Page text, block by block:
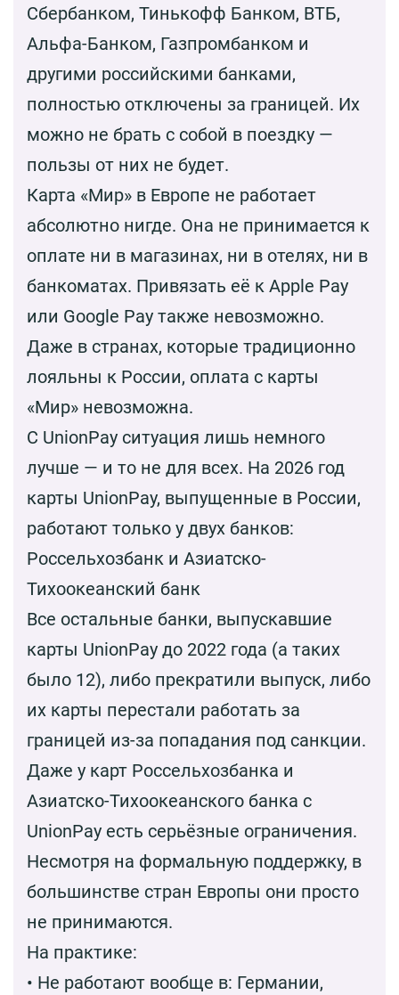
Сбербанком, Тинькофф Банком, ВТБ,
Альфа-Банком, Газпромбанком и
другими российскими банками,
полностью отключены за границей. Их
можно не брать с собой в поездку —
пользы от них не будет.
Карта «Мир» в Европе не работает
абсолютно нигде. Она не принимается к
оплате ни в магазинах, ни в отелях, ни в
банкоматах. Привязать её к Apple Pay
или Google Pay также невозможно.
Даже в странах, которые традиционно
лояльны к России, оплата с карты
«Мир» невозможна.
С UnionPay ситуация лишь немного
лучше — и то не для всех. На 2026 год
карты UnionPay, выпущенные в России,
работают только у двух банков:
Россельхозбанк и Азиатско-
Тихоокеанский банк
Все остальные банки, выпускавшие
карты UnionPay до 2022 года (а таких
было 12), либо прекратили выпуск, либо
их карты перестали работать за
границей из-за попадания под санкции.
Даже у карт Россельхозбанка и
Азиатско-Тихоокеанского банка с
UnionPay есть серьёзные ограничения.
Несмотря на формальную поддержку, в
большинстве стран Европы они просто
не принимаются.
На практике:
• Не работают вообще в: Германии,